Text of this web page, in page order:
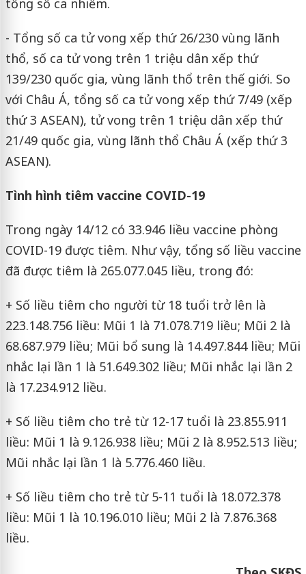
tổng số ca nhiễm.
- Tổng số ca tử vong xếp thứ 26/230 vùng lãnh
thổ, số ca tử vong trên 1 triệu dân xếp thứ
139/230 quốc gia, vùng lãnh thổ trên thế giới. So
với Châu Á, tổng số ca tử vong xếp thứ 7/49 (xếp
thứ 3 ASEAN), tử vong trên 1 triệu dân xếp thứ
21/49 quốc gia, vùng lãnh thổ Châu Á (xếp thứ 3
ASEAN).
Tình hình tiêm vaccine COVID-19
Trong ngày 14/12 có 33.946 liều vaccine phòng
COVID-19 được tiêm. Như vậy, tổng số liều vaccine
đã được tiêm là 265.077.045 liều, trong đó:
+ Số liều tiêm cho người từ 18 tuổi trở lên là
223.148.756 liều: Mũi 1 là 71.078.719 liều; Mũi 2 là
68.687.979 liều; Mũi bổ sung là 14.497.844 liều; Mũi
nhắc lại lần 1 là 51.649.302 liều; Mũi nhắc lại lần 2
là 17.234.912 liều.
+ Số liều tiêm cho trẻ từ 12-17 tuổi là 23.855.911
liều: Mũi 1 là 9.126.938 liều; Mũi 2 là 8.952.513 liều;
Mũi nhắc lại lần 1 là 5.776.460 liều.
+ Số liều tiêm cho trẻ từ 5-11 tuổi là 18.072.378
liều: Mũi 1 là 10.196.010 liều; Mũi 2 là 7.876.368
liều.